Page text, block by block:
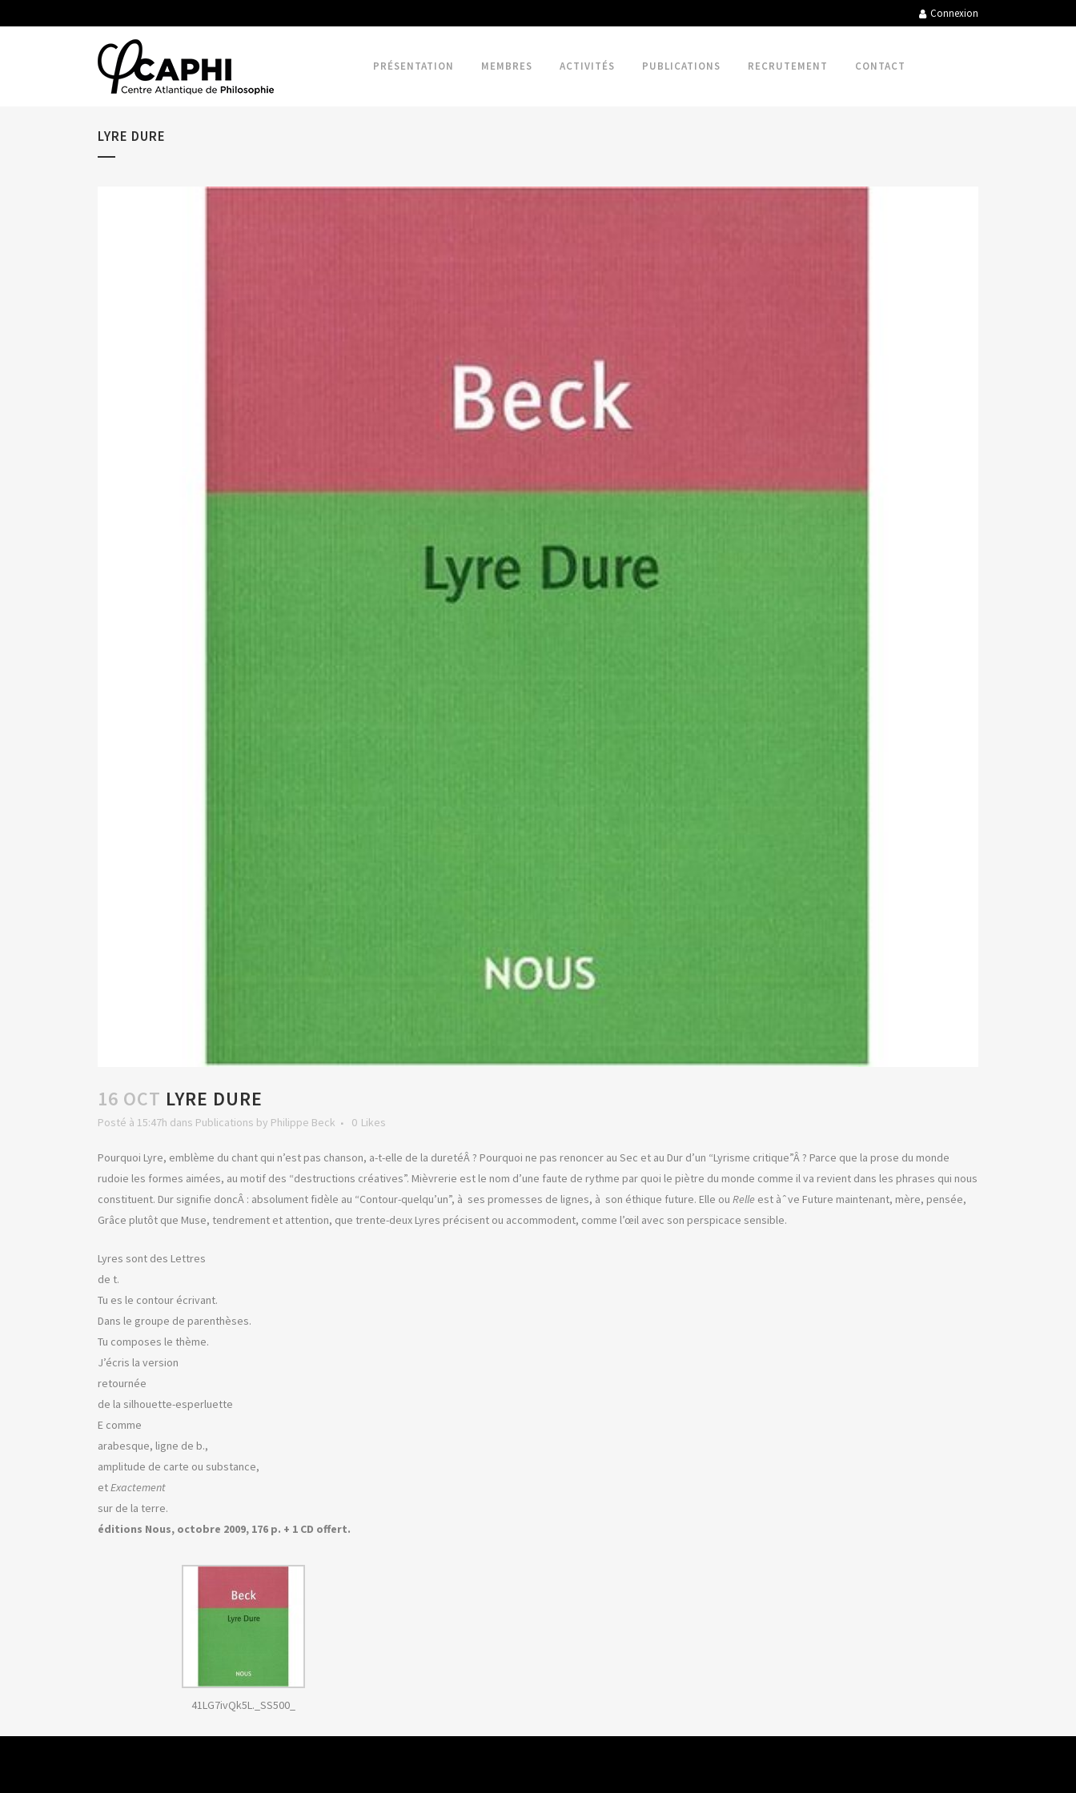
Connexion
PRÉSENTATION MEMBRES ACTIVITÉS PUBLICATIONS RECRUTEMENT CONTACT
LYRE DURE
16 OCT LYRE DURE
Posté à 15:47h dans Publications by Philippe Beck 0 Likes
Pourquoi Lyre, emblème du chant qui n’est pas chanson, a-t-elle de la duretéÂ ? Pourquoi ne pas renoncer au Sec et au Dur d’un “Lyrisme critique”Â ? Parce que la prose du monde
rudoie les formes aimées, au motif des “destructions créatives”. Mièvrerie est le nom d’une faute de rythme par quoi le piètre du monde comme il va revient dans les phrases qui nous
constituent. Dur signifie doncÂ : absolument fidèle au “Contour-quelqu’un”, à ses promesses de lignes, à son éthique future. Elle ou Relle est àˆve Future maintenant, mère, pensée,
Grâce plutôt que Muse, tendrement et attention, que trente-deux Lyres précisent ou accommodent, comme l’œil avec son perspicace sensible.
Lyres sont des Lettres
de t.
Tu es le contour écrivant.
Dans le groupe de parenthèses.
Tu composes le thème.
J’écris la version
retournée
de la silhouette-esperluette
E comme
arabesque, ligne de b.,
amplitude de carte ou substance,
etExactement
sur de la terre.
éditions Nous, octobre 2009, 176 p. + 1 CD offert.
41LG7ivQk5L._SS500_